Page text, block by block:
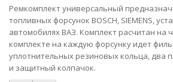
Ремкомплект универсальный
топливных форсунок BOSCH, SIEMENS,
автомобилях ВАЗ. Комплект расчитан на
комплекте на каждую форсунку идет
уплотнительных резиновых кольца, два
и защитный колпачок.